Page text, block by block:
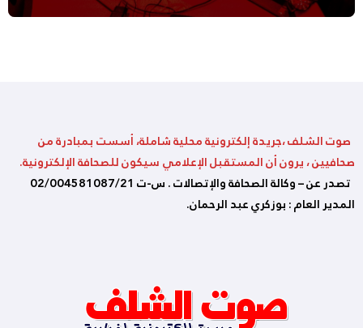
صوت الشلف ،جريدة إلكترونية محلية شاملة، أسست بمبادرة من
صحافيين ، يرون أن المستقبل الإعلامي سيكون للصحافة الإلكترونية.
تصدر عن – وكالة الصحافة والإتصالات . س-ت 02/004581087/21
المدير العام : بوزكري عبد الرحمان.